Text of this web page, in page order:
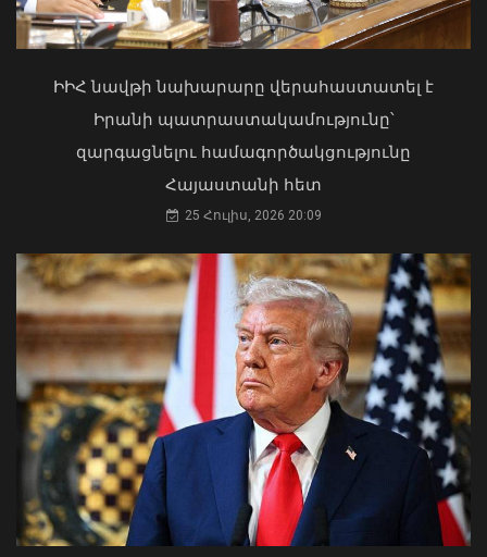
միջկառավարական խորհրդի
ընդլայնված կազմով նիստը տեղի է
ունեցել վարչապետների համատեղ
տեսալուսանկարահանման
արարողությունը. լուսանկարներ
07 Օգոստոս, 2026 12:13
քվեարկելու ԱԺ նախագահի
պաշտոնում Ռուբեն Ռուբինյանի
03 Օգոստոս, 2026 13:13
Դուք 5 տարի ինձնից փախած եք ման
եկել. Կոնջորյանը՝ «Հայաստան»
դաշինքի պատգամավորներին
04 Օգոստոս, 2026 15:53
ԻԻՀ նավթի նախարարը վերահաստատել է
Իրանի պատրաստակամությունը՝
զարգացնելու համագործակցությունը
Հայաստանի հետ
25 Հուլիս, 2026 20:09